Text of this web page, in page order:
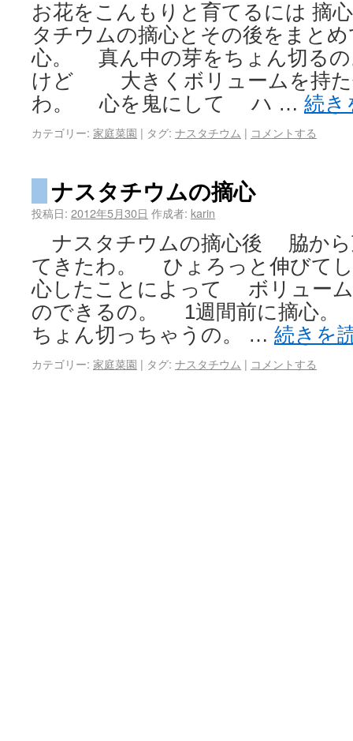
お花をこんもりと育てるには 摘
タチウムの摘心とその後をまと
心。 真ん中の芽をちょん切る
けど 大きくボリュームを持た
わ。 心を鬼にして ハ … 続き
カテゴリー: 家庭菜園 | タグ: ナスタチウム | コメントする
ナスタチウムの摘心
投稿日: 2012年5月30日 作成者: karin
ナスタチウムの摘心後 脇から
てきたわ。 ひょろっと伸びて
心したことによって ボリュー
のできるの。 1週間前に摘心
ちょん切っちゃうの。 … 続きを
カテゴリー: 家庭菜園 | タグ: ナスタチウム | コメントする